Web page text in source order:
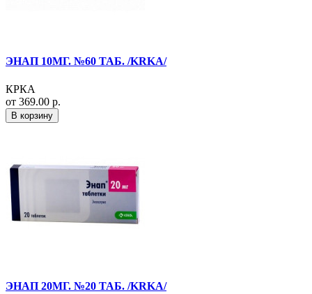
ЭНАП 10МГ. №60 ТАБ. /KRKA/
КРКА
от 369.00 р.
В корзину
ЭНАП 20МГ. №20 ТАБ. /KRKA/